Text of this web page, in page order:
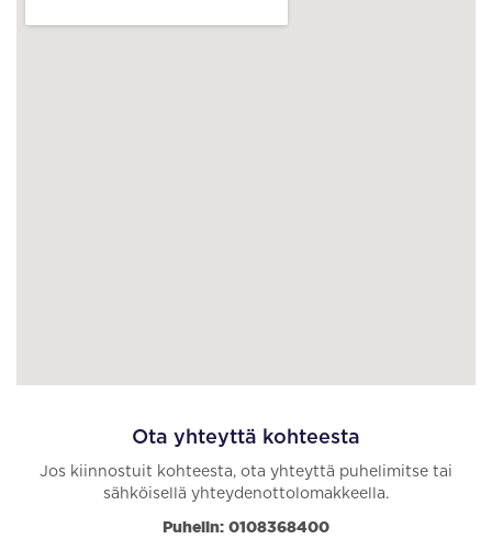
Ota yhteyttä kohteesta
Jos kiinnostuit kohteesta, ota yhteyttä puhelimitse tai
sähköisellä yhteydenottolomakkeella.
Puhelin: 0108368400